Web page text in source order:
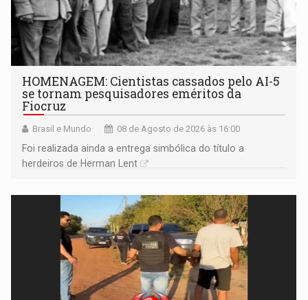
HOMENAGEM: Cientistas cassados pelo AI-5
se tornam pesquisadores eméritos da
Fiocruz
Brasil e Mundo 08 de Agosto de 2026 às 16:00
Foi realizada ainda a entrega simbólica do título a
herdeiros de Herman Lent